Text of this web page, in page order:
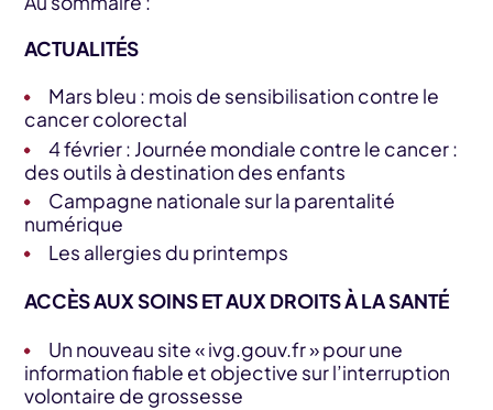
ACTUALITÉS
Mars bleu : mois de sensibilisation contre le
cancer colorectal
4 février : Journée mondiale contre le cancer :
des outils à destination des enfants
Campagne nationale sur la parentalité
numérique
Les allergies du printemps
ACCÈS AUX SOINS ET AUX DROITS À LA SANTÉ
Un nouveau site « ivg.gouv.fr » pour une
information fiable et objective sur l’interruption
volontaire de grossesse